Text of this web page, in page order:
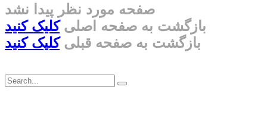
صفحه مورد نظر پیدا نشد
بازگشت به صفحه اصلیکلیک کنید
بازگشت به صفحه قبلیکلیک کنید